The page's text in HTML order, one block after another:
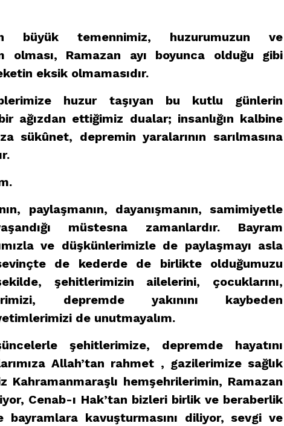
büyük temennimiz, huzurumuzun ve
olması, Ramazan ayı boyunca olduğu gibi
eksik olmamasıdır.
huzur taşıyan bu kutlu günlerin
ağızdan ettiğimiz dualar; insanlığın kalbine
sükûnet, depremin yaralarının sarılmasına
paylaşmanın, dayanışmanın, samimiyetle
müstesna zamanlardır. Bayram
ve düşkünlerimizle de paylaşmayı asla
de kederde de birlikte olduğumuzu
şehitlerimizin ailelerini, çocuklarını,
depremde yakınını kaybeden
de unutmayalım.
şehitlerimize, depremde hayatını
Allah’tan rahmet , gazilerimize sağlık
hemşehrilerimin, Ramazan
Cenab-ı Hak’tan bizleri birlik ve beraberlik
bayramlara kavuşturmasını diliyor, sevgi ve